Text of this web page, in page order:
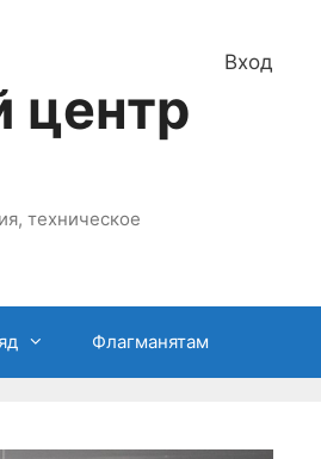
Вход
центр
техническое
Флагманятам